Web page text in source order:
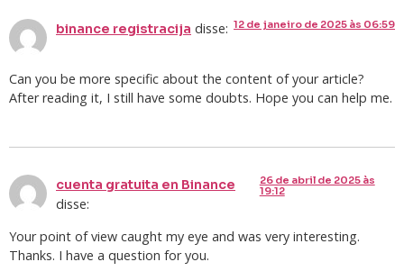
binance registracija disse: 12 de janeiro de 2025 às 06:59
Can you be more specific about the content of your article?
After reading it, I still have some doubts. Hope you can help me.
cuenta gratuita en Binance
disse:
26 de abril de 2025 às
19:12
Your point of view caught my eye and was very interesting.
Thanks. I have a question for you.